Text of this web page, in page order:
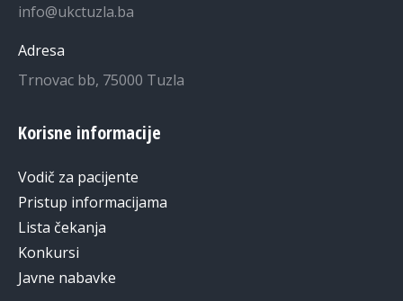
info@ukctuzla.ba
Adresa
Trnovac bb, 75000 Tuzla
Korisne informacije
Vodič za pacijente
Pristup informacijama
Lista čekanja
Konkursi
Javne nabavke